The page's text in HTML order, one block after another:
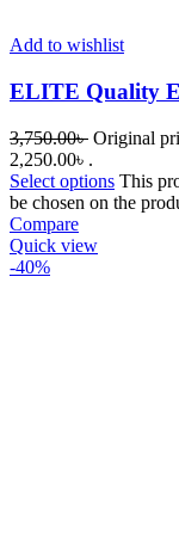
Add to wishlist
ELITE Quality
3,750.00৳ Original
2,250.00৳ .
Select options This
be chosen on the
Compare
Quick view
-40%